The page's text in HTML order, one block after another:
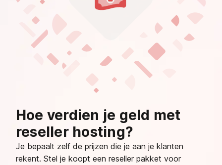
Hoe verdien je geld met
reseller hosting?
Je bepaalt zelf de prijzen die je aan je klanten
rekent. Stel je koopt een reseller pakket voor